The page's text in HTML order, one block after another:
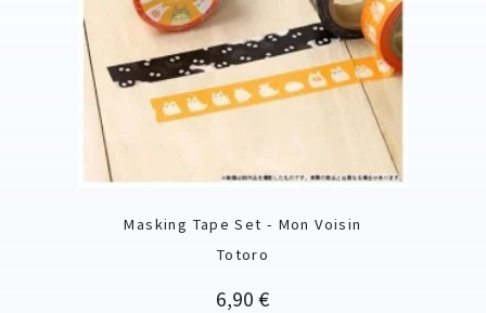
Masking Tape Set - Mon Voisin
Totoro
Prix
6,90 €